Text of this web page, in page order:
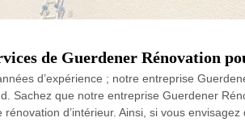
de Guerdener Rénovation
d’expérience ; notre entreprise
Sachez que notre entreprise Guerdener
d’intérieur. Ainsi, si vous